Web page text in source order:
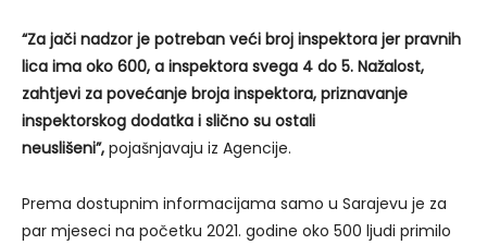
“Za jači nadzor je potreban veći broj inspektora jer pravnih
lica ima oko 600, a inspektora svega 4 do 5. Nažalost,
zahtjevi za povećanje broja inspektora, priznavanje
inspektorskog dodatka i slično su ostali
neuslišeni”, pojašnjavaju iz Agencije.
Prema dostupnim informacijama samo u Sarajevu je za
par mjeseci na početku 2021. godine oko 500 ljudi primilo